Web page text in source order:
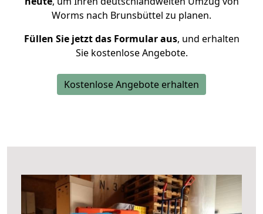
Worms nach Brunsbüttel zu planen.
Füllen Sie jetzt das Formular aus, und erhalten
Sie kostenlose Angebote.
Kostenlose Angebote erhalten